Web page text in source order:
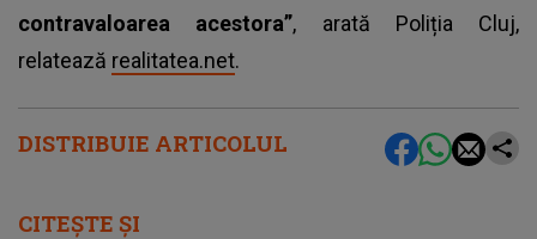
DISTRIBUIE ARTICOLUL
contravaloarea acestora”, arată Poliția Cluj,
relatează realitatea.net.
CITEȘTE ȘI